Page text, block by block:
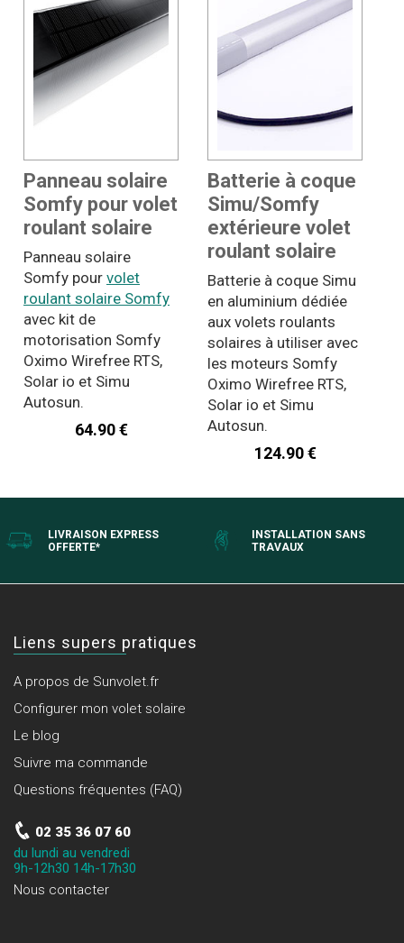
Panneau solaire
Somfy pour volet
roulant solaire
Panneau solaire
Somfy pour volet
roulant solaire Somfy
avec kit de
motorisation Somfy
Oximo Wirefree RTS,
Solar io et Simu
Autosun.
64.90 €
Batterie à coque
Simu/Somfy
extérieure volet
roulant solaire
Batterie à coque Simu
en aluminium dédiée
aux volets roulants
solaires à utiliser avec
les moteurs Somfy
Oximo Wirefree RTS,
Solar io et Simu
Autosun.
124.90 €
LIVRAISON EXPRESS
OFFERTE*
INSTALLATION SANS
TRAVAUX
Liens supers pratiques
A propos de Sunvolet.fr
Configurer mon volet solaire
Le blog
Suivre ma commande
Questions fréquentes (FAQ)
02 35 36 07 60
du lundi au vendredi
9h-12h30 14h-17h30
Nous contacter